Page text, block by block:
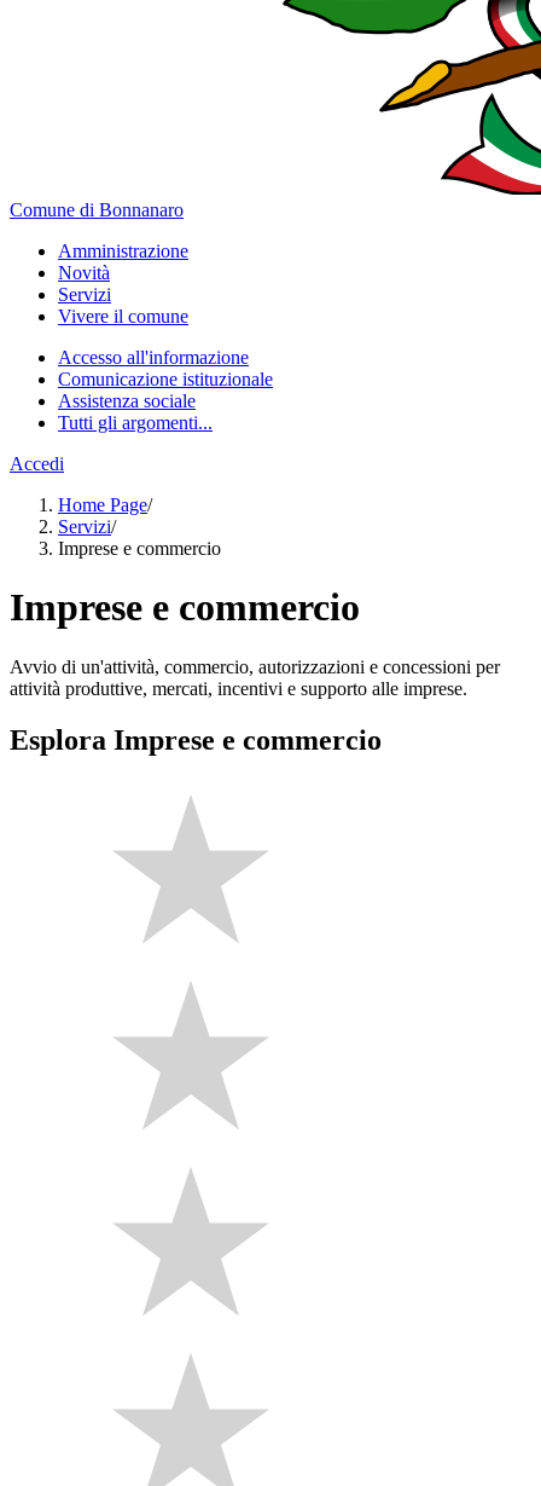
Comune di Bonnanaro
Amministrazione
Novità
Servizi
Vivere il comune
Accesso all'informazione
Comunicazione istituzionale
Assistenza sociale
Tutti gli argomenti...
Accedi
Home Page/
Servizi/
Imprese e commercio
Imprese e commercio
Avvio di un'attività, commercio, autorizzazioni e concessioni per
attività produttive, mercati, incentivi e supporto alle imprese.
Esplora Imprese e commercio